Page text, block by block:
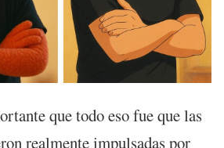
que todo eso fue que las
realmente impulsadas por